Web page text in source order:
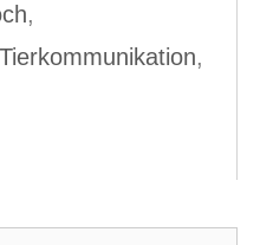
,
Tierkommunikation,